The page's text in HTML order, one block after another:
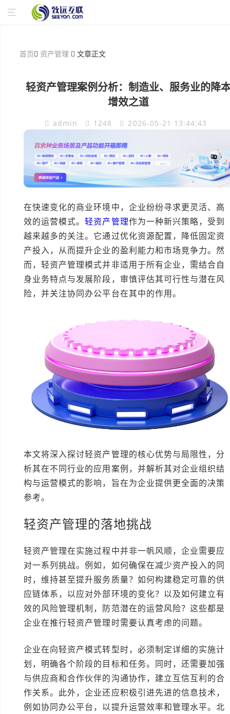
首页 资产管理 文章正文
轻资产管理案例分析：制造业、服务业的降
增效之道
admin 1248 2026-05-21 13:44:43
在快速变化的商业环境中，企业纷纷寻求更灵活、高
效的运营模式。轻资产管理作为一种新兴策略，受到
越来越多的关注。它通过优化资源配置，降低固定资
产投入，从而提升企业的盈利能力和市场竞争力。然
而，轻资产管理模式并非适用于所有企业，需结合自
身业务特点与发展阶段，审慎评估其可行性与潜在风
险，并关注协同办公平台在其中的作用。
本文将深入探讨轻资产管理的核心优势与局限性，分
析其在不同行业的应用案例，并解析其对企业组织结
构与运营模式的影响，旨在为企业提供更全面的决策
参考。
轻资产管理的落地挑战
轻资产管理在实施过程中并非一帆风顺，企业需要应
对一系列挑战。例如，如何确保在减少资产投入的同
时，维持甚至提升服务质量？如何构建稳定可靠的供
应链体系，以应对外部环境的变化？以及如何建立有
效的风险管理机制，防范潜在的运营风险？这些都是
企业在推行轻资产管理时需要认真考虑的问题。
企业在向轻资产模式转型时，必须制定详细的实施计
划，明确各个阶段的目标和任务。同时，还需要加强
与供应商和合作伙伴的沟通协作，建立互信互利的合
作关系。此外，企业还应积极引进先进的信息技术，
例如协同办公平台，以提升运营效率和管理水平。北